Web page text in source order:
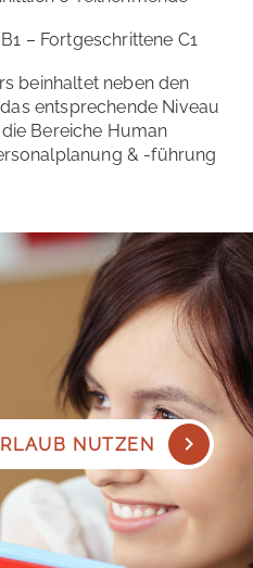
– Fortgeschrittene C1
beinhaltet neben den
entsprechende Niveau
Bereiche Human
& -führung
NUTZEN